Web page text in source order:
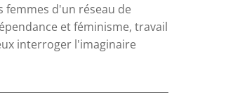
femmes d'un réseau de
et féminisme, travail
interroger l'imaginaire